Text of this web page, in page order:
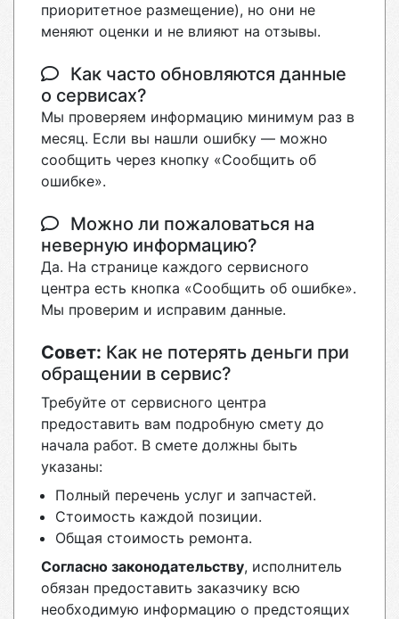
приоритетное размещение), но они не
меняют оценки и не влияют на отзывы.
Как часто обновляются данные
о сервисах?
Мы проверяем информацию минимум раз в
месяц. Если вы нашли ошибку — можно
сообщить через кнопку «Сообщить об
ошибке».
Можно ли пожаловаться на
неверную информацию?
Да. На странице каждого сервисного
центра есть кнопка «Сообщить об ошибке».
Мы проверим и исправим данные.
Совет: Как не потерять деньги при
обращении в сервис?
Требуйте от сервисного центра
предоставить вам подробную смету до
начала работ. В смете должны быть
указаны:
Полный перечень услуг и запчастей.
Стоимость каждой позиции.
Общая стоимость ремонта.
Согласно законодательству, исполнитель
обязан предоставить заказчику всю
необходимую информацию о предстоящих